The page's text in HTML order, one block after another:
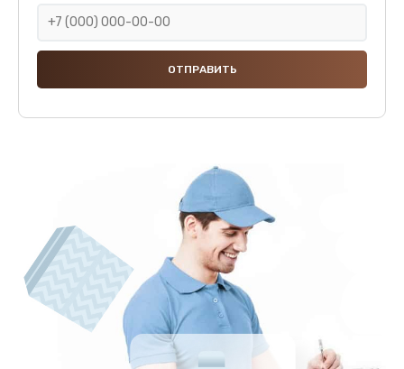
Ремонт капучинатора
Ремонт мультиклапана
590 руб.
Заказать
Комплексная профилактика
570 руб.
Заказать